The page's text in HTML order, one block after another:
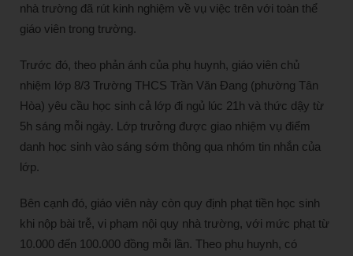
nhà trường đã rút kinh nghiệm về vụ việc trên với toàn thể
giáo viên trong trường.
Trước đó, theo phản ánh của phụ huynh, giáo viên chủ
nhiệm lớp 8/3 Trường THCS Trần Văn Đang (phường Tân
Hòa) yêu cầu học sinh cả lớp đi ngủ lúc 21h và thức dậy từ
5h sáng mỗi ngày. Lớp trưởng được giao nhiệm vụ điểm
danh học sinh vào sáng sớm thông qua nhóm tin nhắn của
lớp.
Bên cạnh đó, giáo viên này còn quy định phạt tiền học sinh
khi nộp bài trễ, vi phạm nội quy nhà trường, với mức phạt từ
10.000 đến 100.000 đồng mỗi lần. Theo phụ huynh, có